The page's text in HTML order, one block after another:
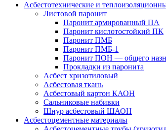
Асбестотехнические и
Листовой паронит
Паронит армированный ПА
Паронит кислотостойкий ПК
Паронит ПМБ
Паронит ПМБ-1
Паронит ПОН — общего
Прокладки из паронита
Асбест хризотиловый
Асбестовая ткань
Асбестовый картон КАОН
Сальниковые набивки
Шнур асбестовый ШАОН
Асбестоцементные материалы